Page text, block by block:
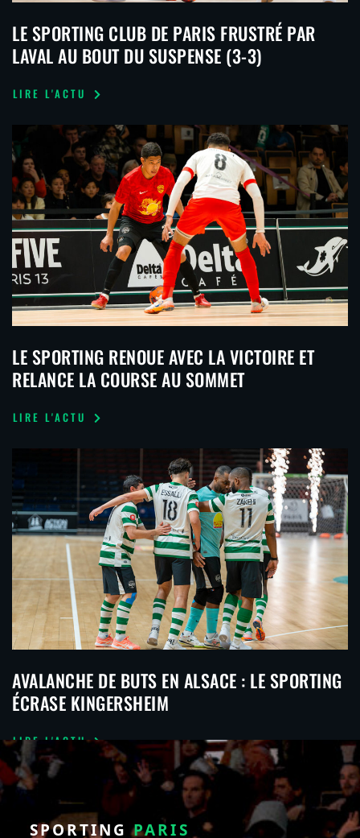
LE SPORTING CLUB DE PARIS FRUSTRÉ PAR
LAVAL AU BOUT DU SUSPENSE (3-3)
LIRE L'ACTU
LE SPORTING RENOUE AVEC LA VICTOIRE ET
RELANCE LA COURSE AU SOMMET
LIRE L'ACTU
AVALANCHE DE BUTS EN ALSACE : LE SPORTING
ÉCRASE KINGERSHEIM
LIRE L'ACTU
SPORTINGPARIS